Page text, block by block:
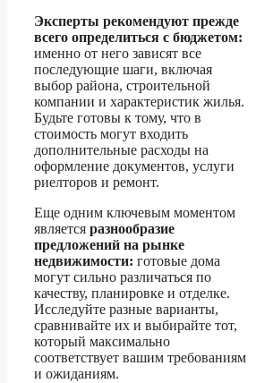
Эксперты рекомендуют прежде
всего определиться с бюджетом:
именно от него зависят все
последующие шаги, включая
выбор района, строительной
компании и характеристик жилья.
Будьте готовы к тому, что в
стоимость могут входить
дополнительные расходы на
оформление документов, услуги
риелторов и ремонт.
Еще одним ключевым моментом
является разнообразие
предложений на рынке
недвижимости: готовые дома
могут сильно различаться по
качеству, планировке и отделке.
Исследуйте разные варианты,
сравнивайте их и выбирайте тот,
который максимально
соответствует вашим требованиям
и ожиданиям.